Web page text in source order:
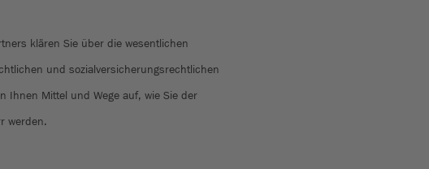
klären Sie über die wesentlichen
und sozialversicherungsrechtlichen
Ihnen Mittel und Wege auf, wie Sie der
werden.